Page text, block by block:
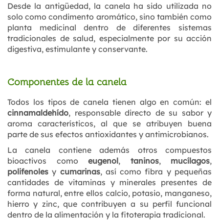
Desde la antigüedad, la canela ha sido utilizada no
solo como condimento aromático, sino también como
planta medicinal dentro de diferentes sistemas
tradicionales de salud, especialmente por su acción
digestiva, estimulante y conservante.
Componentes de la canela
Todos los tipos de canela tienen algo en común: el
cinnamaldehído, responsable directo de su sabor y
aroma característicos, al que se atribuyen buena
parte de sus efectos antioxidantes y antimicrobianos.
La canela contiene además otros compuestos
bioactivos como eugenol, taninos, mucílagos,
polifenoles y cumarinas, así como fibra y pequeñas
cantidades de vitaminas y minerales presentes de
forma natural, entre ellos calcio, potasio, manganeso,
hierro y zinc, que contribuyen a su perfil funcional
dentro de la alimentación y la fitoterapia tradicional.